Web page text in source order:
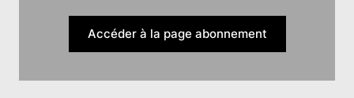
Accéder à la page abonnement